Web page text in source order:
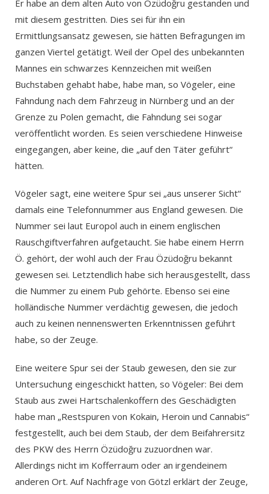
Er habe an dem alten Auto von Özüdoğru gestanden und
mit diesem gestritten. Dies sei für ihn ein
Ermittlungsansatz gewesen, sie hätten Befragungen im
ganzen Viertel getätigt. Weil der Opel des unbekannten
Mannes ein schwarzes Kennzeichen mit weißen
Buchstaben gehabt habe, habe man, so Vögeler, eine
Fahndung nach dem Fahrzeug in Nürnberg und an der
Grenze zu Polen gemacht, die Fahndung sei sogar
veröffentlicht worden. Es seien verschiedene Hinweise
eingegangen, aber keine, die „auf den Täter geführt“
hätten.
Vögeler sagt, eine weitere Spur sei „aus unserer Sicht“
damals eine Telefonnummer aus England gewesen. Die
Nummer sei laut Europol auch in einem englischen
Rauschgiftverfahren aufgetaucht. Sie habe einem Herrn
Ö. gehört, der wohl auch der Frau Özüdoğru bekannt
gewesen sei. Letztendlich habe sich herausgestellt, dass
die Nummer zu einem Pub gehörte. Ebenso sei eine
holländische Nummer verdächtig gewesen, die jedoch
auch zu keinen nennenswerten Erkenntnissen geführt
habe, so der Zeuge.
Eine weitere Spur sei der Staub gewesen, den sie zur
Untersuchung eingeschickt hatten, so Vögeler: Bei dem
Staub aus zwei Hartschalenkoffern des Geschädigten
habe man „Restspuren von Kokain, Heroin und Cannabis“
festgestellt, auch bei dem Staub, der dem Beifahrersitz
des PKW des Herrn Özüdoğru zuzuordnen war.
Allerdings nicht im Kofferraum oder an irgendeinem
anderen Ort. Auf Nachfrage von Götzl erklärt der Zeuge,